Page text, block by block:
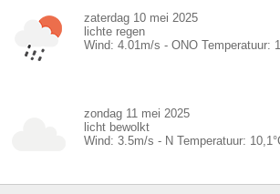
zaterdag 10 mei 2025
lichte regen
Wind: 4.01 m/s - ONO Temperatuur:
zondag 11 mei 2025
licht bewolkt
Wind: 3.5m/s - N Temperatuur: 10,1